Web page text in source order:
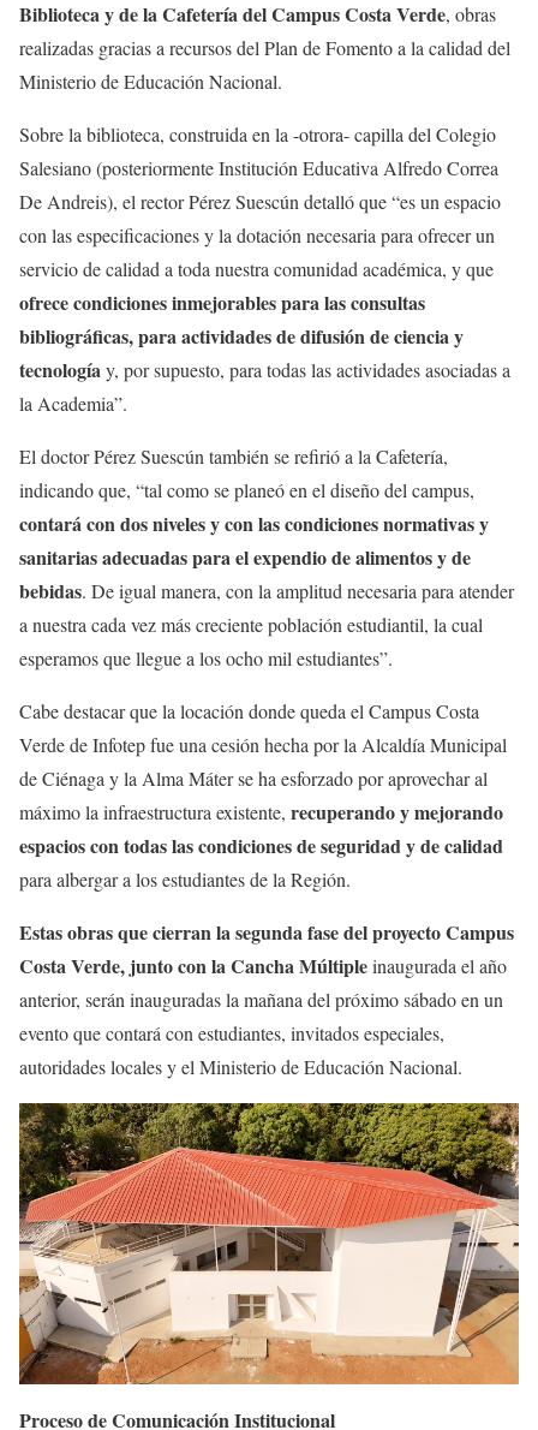
Biblioteca y de la Cafetería del Campus Costa Verde, obras
realizadas gracias a recursos del Plan de Fomento a la calidad del
Ministerio de Educación Nacional.
Sobre la biblioteca, construida en la -otrora- capilla del Colegio
Salesiano (posteriormente Institución Educativa Alfredo Correa
De Andreis), el rector Pérez Suescún detalló que “es un espacio
con las especificaciones y la dotación necesaria para ofrecer un
servicio de calidad a toda nuestra comunidad académica, y que
ofrece condiciones inmejorables para las consultas
bibliográficas, para actividades de difusión de ciencia y
tecnologíay, por supuesto, para todas las actividades asociadas a
la Academia”.
El doctor Pérez Suescún también se refirió a la Cafetería,
indicando que, “tal como se planeó en el diseño del campus,
contará con dos niveles y con las condiciones normativas y
sanitarias adecuadas para el expendio de alimentos y de
bebidas. De igual manera, con la amplitud necesaria para atender
a nuestra cada vez más creciente población estudiantil, la cual
esperamos que llegue a los ocho mil estudiantes”.
Cabe destacar que la locación donde queda el Campus Costa
Verde de Infotep fue una cesión hecha por la Alcaldía Municipal
de Ciénaga y la Alma Máter se ha esforzado por aprovechar al
máximo la infraestructura existente, recuperando y mejorando
espacios con todas las condiciones de seguridad y de calidad
para albergar a los estudiantes de la Región.
Estas obras que cierran la segunda fase del proyecto Campus
Costa Verde, junto con la Cancha Múltipleinaugurada el año
anterior, serán inauguradas la mañana del próximo sábado en un
evento que contará con estudiantes, invitados especiales,
autoridades locales y el Ministerio de Educación Nacional.
Proceso de Comunicación Institucional